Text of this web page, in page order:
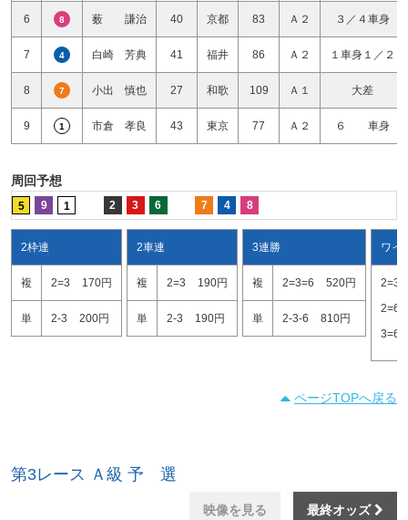
6 8 薮 謙治 40 京都 83 Ａ２ ３／４車身
7 4 白崎 芳典 41 福井 86 Ａ２ １車身１／２
8 7 小出 慎也 27 和歌 109 Ａ１ 大差
9 1 市倉 孝良 43 東京 77 Ａ２ ６ 車身
周回予想
5 9 1 2 3 6 7 4 8
2枠連
複 2=3 170円
単 2-3 200円
2車連
複 2=3 190円
単 2-3 190円
3連勝
複 2=3=6 520円
単 2-3-6 810円
ワイ
2=3
2=6
3=6
ページTOPへ戻る
第3レース Ａ級 予 選
映像を見る 最終オッズ